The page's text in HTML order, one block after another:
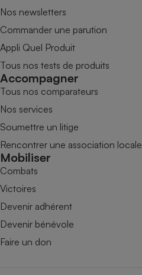
Nos newsletters
Commander une parution
Appli Quel Produit
Tous nos tests de produits
Accompagner
Tous nos comparateurs
Nos services
Soumettre un litige
Rencontrer une association locale
Mobiliser
Combats
Victoires
Devenir adhérent
Devenir bénévole
Faire un don